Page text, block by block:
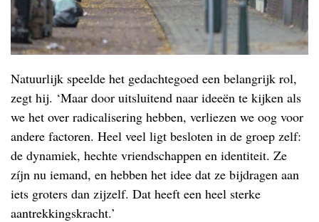
Natuurlijk speelde het gedachtegoed een belangrijk rol,
zegt hij. ‘Maar door uitsluitend naar ideeën te kijken als
we het over radicalisering hebben, verliezen we oog voor
andere factoren. Heel veel ligt besloten in de groep zelf:
de dynamiek, hechte vriendschappen en identiteit. Ze
zíjn nu iemand, en hebben het idee dat ze bijdragen aan
iets groters dan zijzelf. Dat heeft een heel sterke
aantrekkingskracht.’